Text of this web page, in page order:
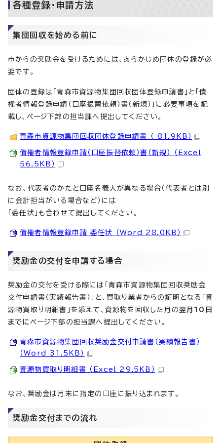
各種登録・申請方法
集団回収を始める前に
市からの奨励金を受けるためには、あらかじめ団体の登録が必
要です。
団体の登録は「青森市資源物集団回収団体登録申請書」と「債
権者情報登録申請（口座振替依頼）書（新規）」に必要事項を記
載し、ページ下部の担当課へ提出してください。
青森市資源物集団回収団体登録申請書 （ 81.9KB）
債権者情報登録申請（口座振替依頼）書（新規） （Excel
56.5KB）
なお、代表者のかたと口座名義人が異なる場合（代表者とは別
に会計担当がいる場合など）には
「委任状」も合わせて提出してください。
債権者情報登録申請 委任状 （Word 28.0KB）
奨励金の交付を申請する場合
奨励金の交付を受ける際には「青森市資源物集団回収奨励金
交付申請書（実績報告書）」と、買取り業者からの証明となる「資
源物買取り明細書」を添えて、資源物を回収した月の翌月10日
までに ページ下部の担当課へ提出してください。
青森市資源物集団回収奨励金交付申請書（実績報告書）
（Word 31.5KB）
資源物買取り明細書 （Excel 29.5KB）
なお、奨励金は月末に指定の口座に振り込まれます。
奨励金交付までの流れ